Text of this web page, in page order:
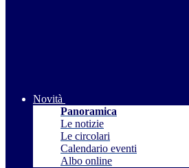
Novità
Panoramica
Le notizie
Le circolari
Calendario eventi
Albo online